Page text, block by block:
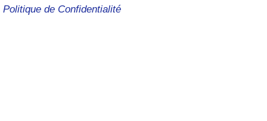
Politique de Confidentialité